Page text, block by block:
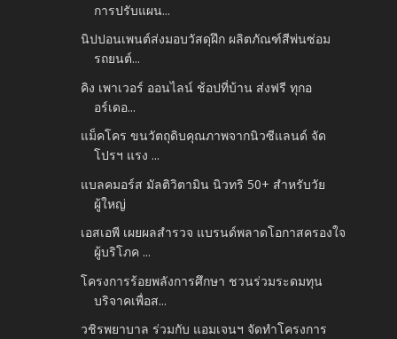
การปรับแผน...
นิปปอนเพนต์ส่งมอบวัสดุฝึก ผลิตภัณฑ์สีพ่นซ่อม
รถยนต์...
คิง เพาเวอร์ ออนไลน์ ช้อปที่บ้าน ส่งฟรี ทุกอ
อร์เดอ...
แม็คโคร ขนวัตถุดิบคุณภาพจากนิวซีแลนด์ จัด
โปรฯ แรง ...
แบลคมอร์ส มัลติวิตามิน นิวทริ 50+ สำหรับวัย
ผู้ใหญ่
เอสเอพี เผยผลสำรวจ แบรนด์พลาดโอกาสครองใจ
ผู้บริโภค ...
โครงการร้อยพลังการศึกษา ชวนร่วมระดมทุน
บริจาคเพื่อส...
วชิรพยาบาล ร่วมกับ แอมเจนฯ จัดทำโครงการ